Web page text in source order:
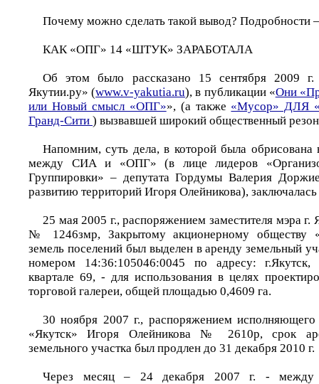
Почему можно сделать такой вывод? Подробности
КАК «ОПГ» 14 «ШТУК» ЗАРАБОТАЛА
Об этом было рассказано 15 сентября 2009 г.
Якутии.ру» (www.v-yakutia.ru), в публикации «Они
или Новый смысл «ОПГ»», (а также «Мусор» ДЛЯ
Гранд-Сити ) вызвавшей широкий общественный
Напомним, суть дела, в которой была обрисована
между СИА и «ОПГ» (в лице лидеров
Группировки» – депутата Гордумы Валерия
развитию территорий Игоря Олейникова),
25 мая 2005 г., распоряжением заместителя мэра г.
№ 1246змр, Закрытому акционерному обществу
земель поселений был выделен в аренду земельный
номером 14:36:105046:0045 по адресу: г.Якутск,
квартале 69, - для использования в целях
торговой галереи, общей площадью 0,4609 га.
30 ноября 2007 г., распоряжением
«Якутск» Игоря Олейникова № 2610р, срок
земельного участка был продлен до 31 декабря 2010 г.
Через месяц – 24 декабря 2007 г. - между